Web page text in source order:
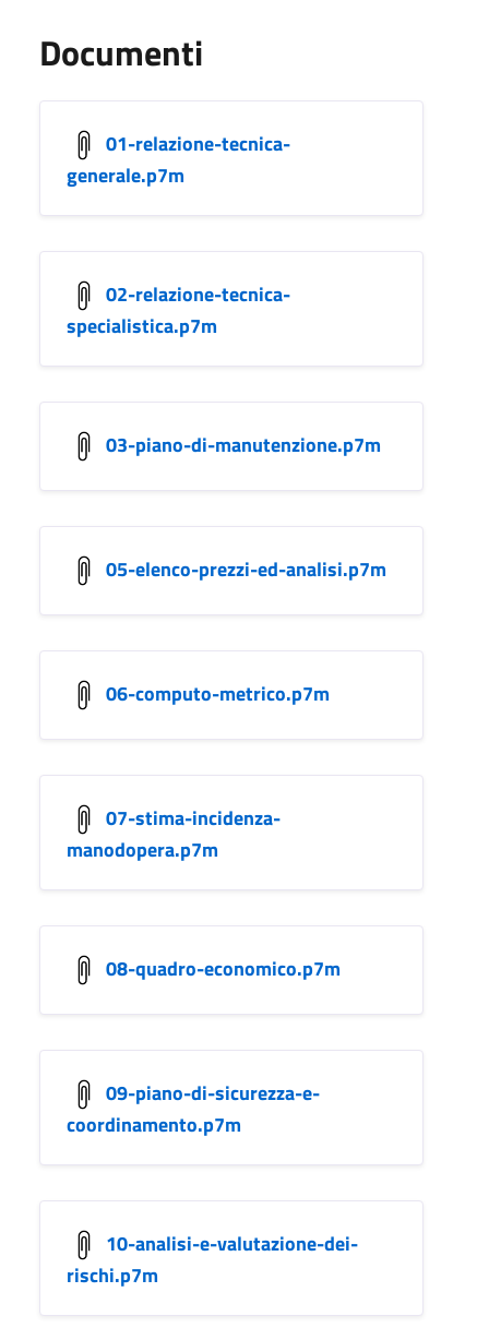
Documenti
01-relazione-tecnica-
generale.p7m
02-relazione-tecnica-
specialistica.p7m
03-piano-di-manutenzione.p7m
05-elenco-prezzi-ed-analisi.p7m
06-computo-metrico.p7m
07-stima-incidenza-
manodopera.p7m
08-quadro-economico.p7m
09-piano-di-sicurezza-e-
coordinamento.p7m
10-analisi-e-valutazione-dei-
rischi.p7m